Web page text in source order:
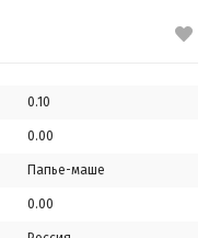
0.10
0.00
Папье-маше
0.00